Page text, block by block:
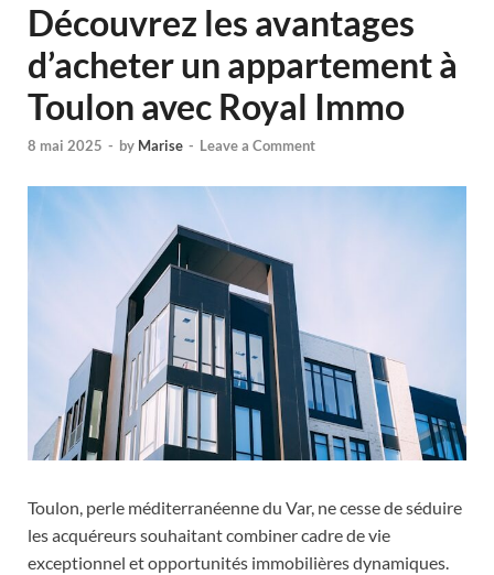
Découvrez les avantages
d’acheter un appartement à
Toulon avec Royal Immo
8 mai 2025 - by Marise - Leave a Comment
Toulon, perle méditerranéenne du Var, ne cesse de séduire
les acquéreurs souhaitant combiner cadre de vie
exceptionnel et opportunités immobilières dynamiques.